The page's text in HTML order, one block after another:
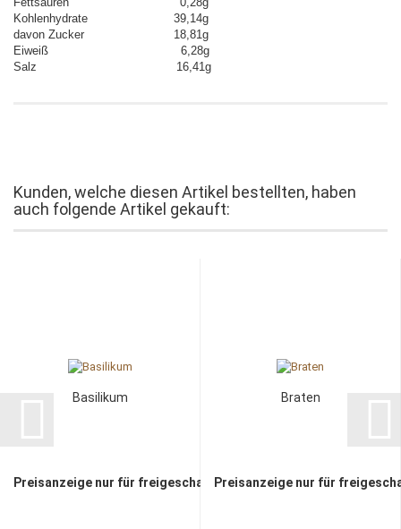
Kohlenhydrate 39,14g
davon Zucker 18,81g
Eiweiß 6,28g
Salz 16,41g
Kunden, welche diesen Artikel bestellten, haben
auch folgende Artikel gekauft:
Basilikum
Preisanzeige nur für freigeschaltete Kunden
Braten
Preisanzeige nur für